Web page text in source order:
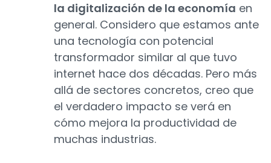
la digitalización de la economía en
general. Considero que estamos ante
una tecnología con potencial
transformador similar al que tuvo
internet hace dos décadas. Pero más
allá de sectores concretos, creo que
el verdadero impacto se verá en
cómo mejora la productividad de
muchas industrias.